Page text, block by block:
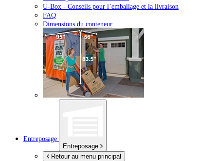
U-Box - Conseils pour l’emballage et la livraison
FAQ
Dimensions du conteneur
Entreposage
Entreposage
Retour au menu principal